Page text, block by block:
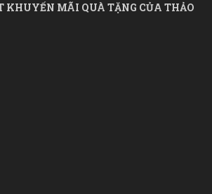
KHUYẾN MÃI QUÀ TẶNG CỦA THẢO